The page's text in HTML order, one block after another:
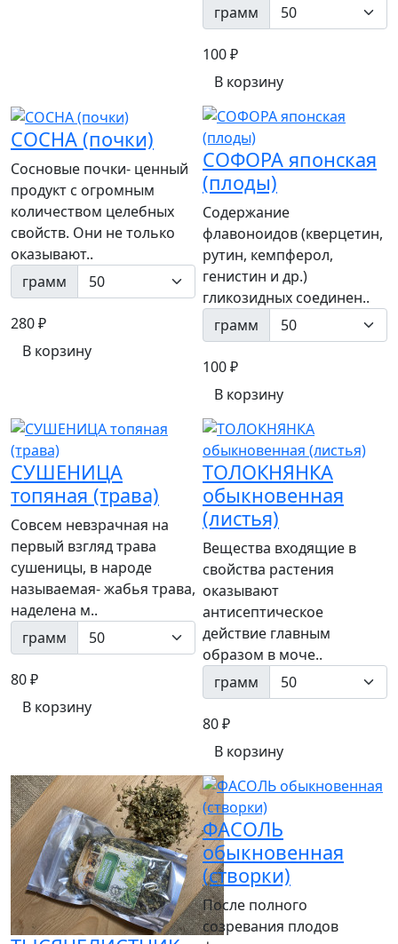
грамм
100 ₽
В корзину
СОСНА (почки)
Сосновые почки- ценный
продукт с огромным
количеством целебных
свойств. Они не только
оказывают..
грамм
280 ₽
В корзину
СОФОРА японская
(плоды)
Содержание
флавоноидов (кверцетин,
рутин, кемпферол,
генистин и др.)
гликозидных соединен..
грамм
100 ₽
В корзину
СУШЕНИЦА
топяная (трава)
Совсем невзрачная на
первый взгляд трава
сушеницы, в народе
называемая- жабья трава,
наделена м..
грамм
80 ₽
В корзину
ТОЛОКНЯНКА
обыкновенная
(листья)
Вещества входящие в
свойства растения
оказывают
антисептическое
действие главным
образом в моче..
грамм
80 ₽
В корзину
ФАСОЛЬ
обыкновенная
(створки)
После полного
созревания плодов